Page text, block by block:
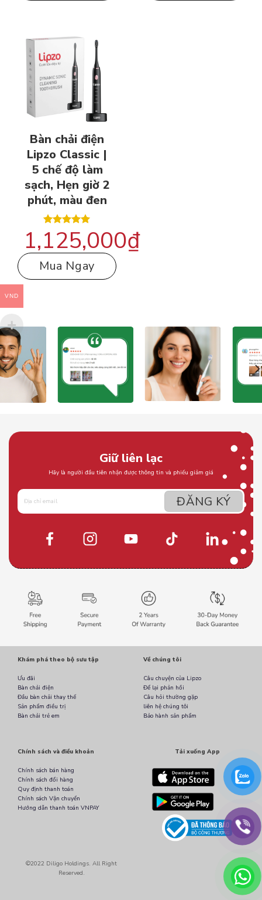
Bàn chải điện
Lipzo Classic |
5 chế độ làm
sạch, Hẹn giờ 2
phút, màu đen
Được xếp
hạng5.00
5 sao
1,125,000₫
Mua Ngay
Giữ liên lạc
Hãy là người đầu tiên nhận được thông tin và phiếu giảm giá
Khám phá theo bộ sưu tập
Ưu đãi
Bàn chải điện
Đầu bàn chải thay thế
Sản phẩm điều trị
Bàn chải trẻ em
Về chúng tôi
Câu chuyện của Lipzo
Để lại phản hồi
Câu hỏi thường gặp
liên hệ chúng tôi
Bảo hành sản phẩm
Chính sách và điều khoản
Chính sách bán hàng
Chính sách đổi hàng
Quy định thanh toán
Chính sách Vận chuyển
Hướng dẫn thanh toán VNPAY
Tải xuống App
©2022 Diligo Holdings. All Right
Reserved.
VND